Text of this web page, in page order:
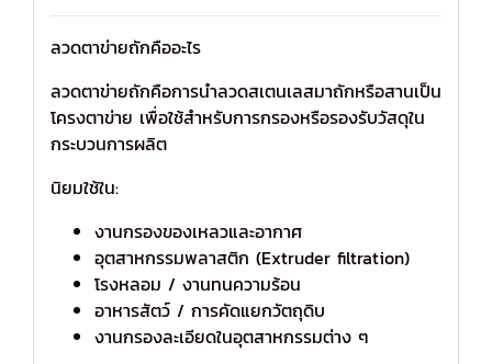
ลวดตาข่ายถักคืออะไร
ลวดตาข่ายถักคือการนำลวดสเตนเลสมาถักหรือสานเป็น
โครงตาข่าย เพื่อใช้สำหรับการกรองหรือรองรับวัสดุใน
กระบวนการผลิต
นิยมใช้ใน:
งานกรองของเหลวและอากาศ
อุตสาหกรรมพลาสติก (Extruder filtration)
โรงหลอม / งานทนความร้อน
อาหารสัตว์ / การคัดแยกวัตถุดิบ
งานกรองละเอียดในอุตสาหกรรมต่าง ๆ